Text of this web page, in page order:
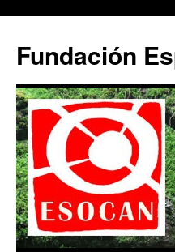
contenido
Fundación